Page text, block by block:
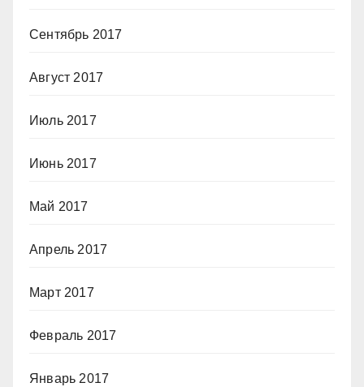
Сентябрь 2017
Август 2017
Июль 2017
Июнь 2017
Май 2017
Апрель 2017
Март 2017
Февраль 2017
Январь 2017